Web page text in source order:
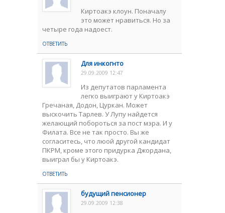
Киртоакэ клоун. Поначалу
это может нравиться. Но за
четыре года надоест.
ОТВЕТИТЬ
Для инкогнто
29.09.2009 12:47
Из депутатов парламента
легко выиграют у Киртоакэ
Гречаная, Додон, Цуркан. Может
выскочить Тарлев. У Лупу найдется
желающий побороться за пост мэра. И у
Филата. Все не так просто. Вы же
согласитесь, что люой другой кандидат
ПКРМ, кроме этого придурка Джордана,
выиграл бы у Киртоакэ.
ОТВЕТИТЬ
будущий пенсионер
29.09.2009 12:38